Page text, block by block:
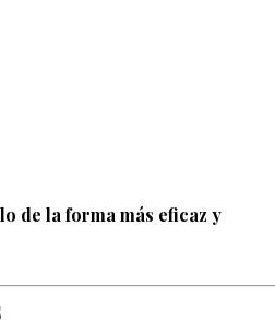
de la forma más eficaz y